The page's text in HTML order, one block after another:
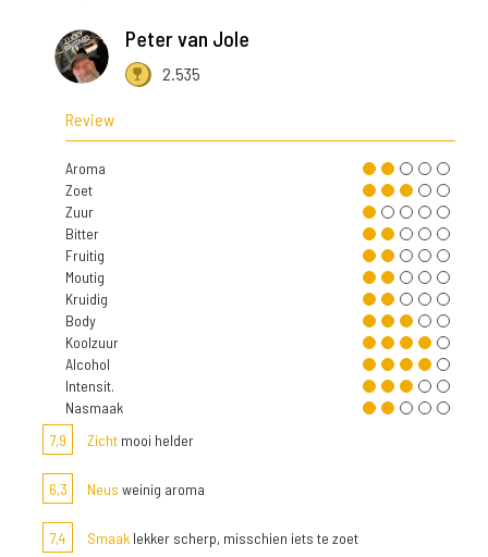
Peter van Jole
2.535
Review
Aroma
Zoet
Zuur
Bitter
Fruitig
Moutig
Kruidig
Body
Koolzuur
Alcohol
Intensit.
Nasmaak
7,9
Zicht mooi helder
6,3 Neus weinig aroma
7,4 Smaak lekker scherp, misschien iets te zoet